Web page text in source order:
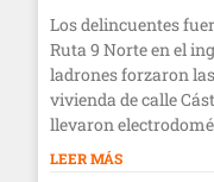
Los delincuentes
Ruta 9 Norte en el
ladrones forzaron
vivienda de calle
llevaron
LEER MÁS